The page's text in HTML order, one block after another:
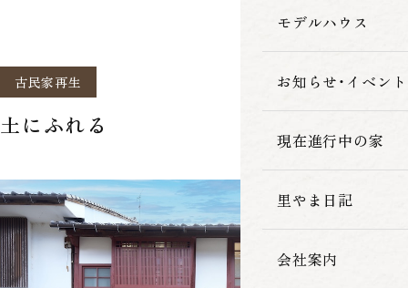
改築・リフォーム
里やま工房の家
素材へのこだわ
暮らしの性能
モデルハウス
お知らせ・イベント
現在進行中の家
里やま日記
会社案内
古民家再生
土にふれる